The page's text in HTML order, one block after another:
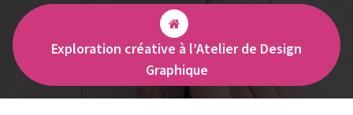
Exploration créative à l’Atelier de Design
Graphique